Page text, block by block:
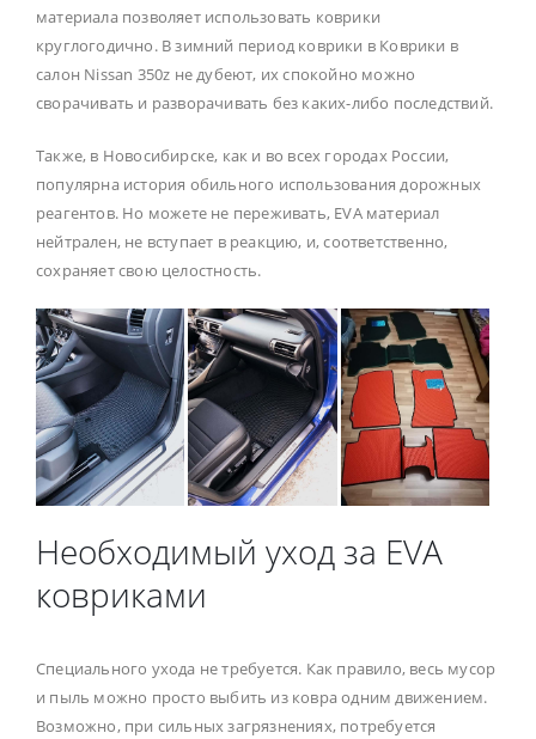
материала позволяет использовать коврики
круглогодично. В зимний период коврики в Коврики в
салон Nissan 350z не дубеют, их спокойно можно
сворачивать и разворачивать без каких-либо последствий.
Также, в Новосибирске, как и во всех городах России,
популярна история обильного использования дорожных
реагентов. Но можете не переживать, EVA материал
нейтрален, не вступает в реакцию, и, соответственно,
сохраняет свою целостность.
Необходимый уход за EVA
ковриками
Специального ухода не требуется. Как правило, весь мусор
и пыль можно просто выбить из ковра одним движением.
Возможно, при сильных загрязнениях, потребуется